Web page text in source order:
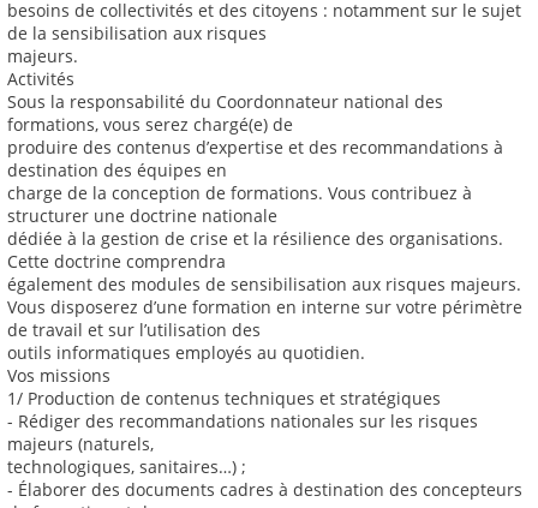
besoins de collectivités et des citoyens : notamment sur le sujet
de la sensibilisation aux risques
majeurs.
Activités
Sous la responsabilité du Coordonnateur national des
formations, vous serez chargé(e) de
produire des contenus d’expertise et des recommandations à
destination des équipes en
charge de la conception de formations. Vous contribuez à
structurer une doctrine nationale
dédiée à la gestion de crise et la résilience des organisations.
Cette doctrine comprendra
également des modules de sensibilisation aux risques majeurs.
Vous disposerez d’une formation en interne sur votre périmètre
de travail et sur l’utilisation des
outils informatiques employés au quotidien.
Vos missions
1/ Production de contenus techniques et stratégiques
- Rédiger des recommandations nationales sur les risques
majeurs (naturels,
technologiques, sanitaires…) ;
- Élaborer des documents cadres à destination des concepteurs